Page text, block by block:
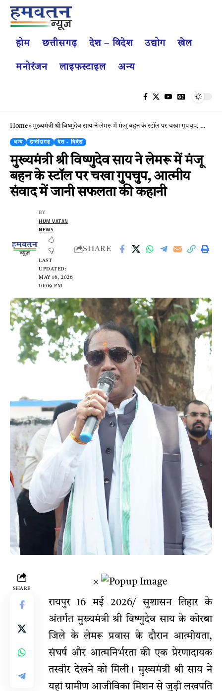
होम छत्तीसगढ़ देश – विदेश उद्योग खेल
मनोरंजन लाइफस्टाइल अन्य
Home»मुख्यमंत्री श्री विष्णुदेव साय ने लेमरू में मंजू बहन के स्टॉल पर चखा गुपचुप, आत्मीय संवाद में जानी सफलता की कहानी
अन्य छत्तीसगढ़ देश - विदेश
मुख्यमंत्री श्री विष्णुदेव साय ने लेमरू में मंजू
बहन के स्टॉल पर चखा गुपचुप, आत्मीय
संवाद में जानी सफलता की कहानी
LAST
UPDATED:
MAY 16, 2026
10:09 PM
BY
HUM VATAN
NEWS
SHARE
SHARE
×
रायपुर 16 मई 2026/ सुशासन तिहार के
अंतर्गत मुख्यमंत्री श्री विष्णुदेव साय के कोरबा
जिले के लेमरू प्रवास के दौरान आत्मीयता,
संघर्ष और आत्मनिर्भरता की एक प्रेरणादायक
तस्वीर देखने को मिली। मुख्यमंत्री श्री साय ने
यहां ग्रामीण आजीविका मिशन से जुड़ी लखपति